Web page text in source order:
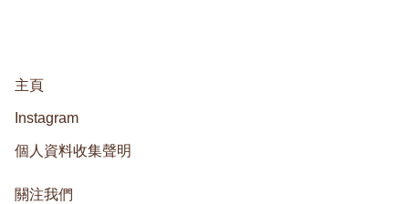
主頁
Instagram
個人資料收集聲明
關注我們